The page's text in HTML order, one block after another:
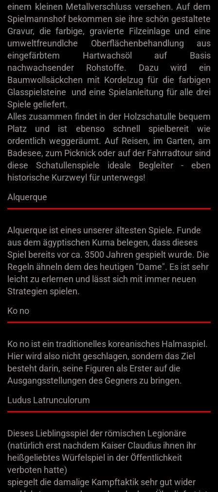
einem kleinen Metallverschluss versehen. Auf dem
Spielmannshof bekommen sie ihre schön gestaltete
Gravur, die farbige, gravierte Filzeinlage und eine
umweltfreundlche Oberflächenbehandlung aus
eingefärbtem Hartwachsöl auf Basis
nachwachsender Rohstoffe. Dazu wird ein
Baumwollsäckchen mit Kordelzug für die farbigen
Glasspielsteine und eine Spielanleitung für alle drei
Spiele geliefert.
Alles zusammen findet in der Holzschatulle bequem
Platz und ist ebenso schnell spielbereit wie
ordentlich weggeräumt. Auf Reisen, im Garten, am
Badesee, zum Picknick oder auf der Fahrradtour sind
diese Schatullenspiele ideale Begleiter - eben
historische Kurzweyl für unterwegs!
Alquerque
Alquerque ist eines unserer ältesten Spiele. Funde
aus dem ägyptischen Kurna belegen, dass dieses
Spiel bereits vor ca. 3500 Jahren gespielt wurde. Die
Regeln ähneln dem des heutigen "Dame". Es ist sehr
leicht zu erlernen und lässt sich mit immer neuen
Strategien spielen.
Ko no
Ko no ist ein traditionelles koreanisches Halmaspiel.
Hier wird also nicht geschlagen, sondern das Ziel
besteht darin, seine Figuren als Erster auf die
Ausgangsstellungen des Gegners zu bringen.
Ludus Latrunculorum
Dieses Lieblingsspiel der römischen Legionäre
(natürlich erst nachdem Kaiser Claudius ihnen ihr
heißgeliebtes Würfelspiel in der Öffentlichkeit
verboten hatte)
spiegelt die damalige Kampftaktik sehr gut wider